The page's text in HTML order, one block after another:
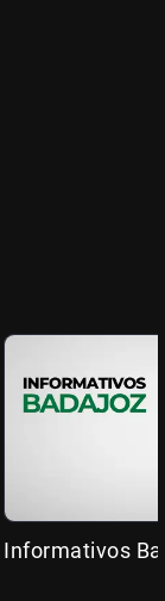
Informativos